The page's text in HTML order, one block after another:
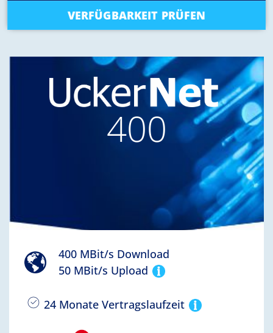
VERFÜGBARKEIT PRÜFEN
400
400 MBit/s Download
50 MBit/s Upload
24 Monate Vertragslaufzeit